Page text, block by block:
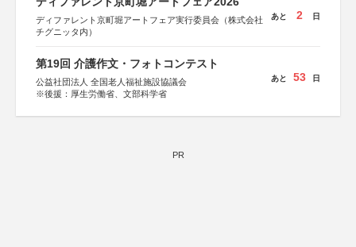
ディファレント京町堀アートフェア実行委員会（株式会社
チグニッタ内）
あと 2 日
第19回 介護作文・フォトコンテスト
公益社団法人 全国老人福祉施設協議会
※後援：厚生労働省、文部科学省
あと 53 日
PR